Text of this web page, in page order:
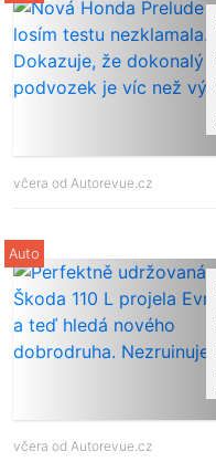
včera od Autorevue.cz
Auto
včera od Autorevue.cz